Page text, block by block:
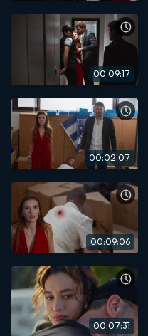
00:09:17
00:02:07
00:09:06
00:07:31